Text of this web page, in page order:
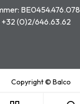
BE0454.476.078
+32 (0)2/646.63.62
Copyright © Balco